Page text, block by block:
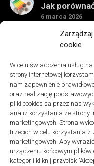
cookie
W celu świadczenia usług
strony internetowej
nam zapewnienie
oraz realizację
pliki cookies są przez nas
analiz korzystania ze strony
marketingowych. Strona
trzecich w celu korzystania
marketingowych. Aby
urządzeniu końcowym
kategorii kliknij przycisk
6 marca 2026
Remonty
Remonty
2 listopada 2025
Polityka plików cookies